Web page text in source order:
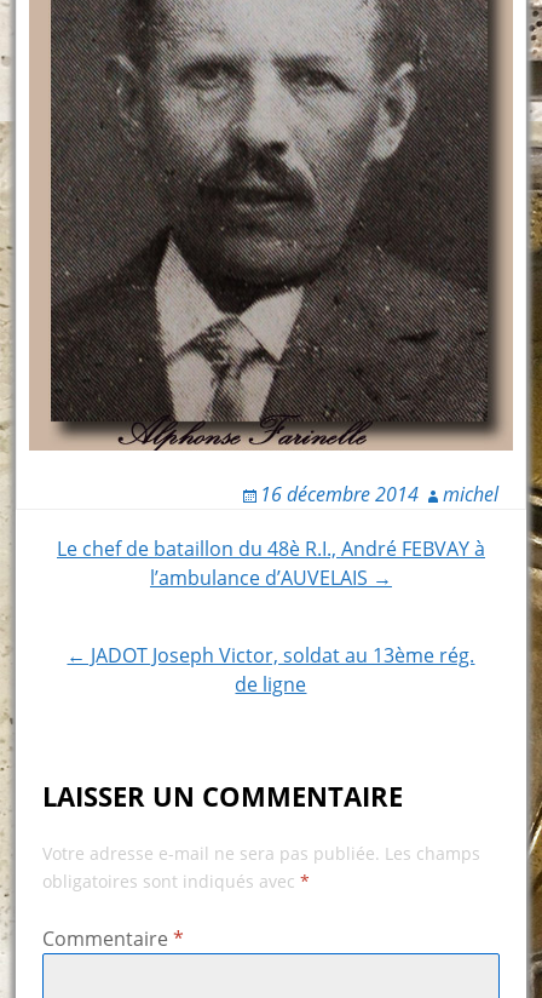
16 décembre 2014 michel
Post
Le chef de bataillon du 48è R.I., André FEBVAY à
l’ambulance d’AUVELAIS →
← JADOT Joseph Victor, soldat au 13ème rég.
de ligne
LAISSER UN COMMENTAIRE
Votre adresse e-mail ne sera pas publiée. Les champs
obligatoires sont indiqués avec *
Commentaire *